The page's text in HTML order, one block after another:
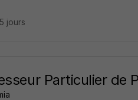
jours
Particulier de